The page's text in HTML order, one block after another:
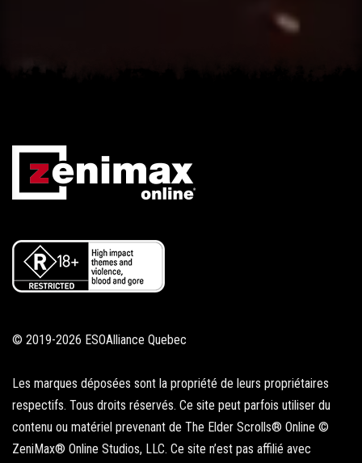
© 2019-2026 ESOAlliance Quebec
Les marques déposées sont la propriété de leurs propriétaires
respectifs. Tous droits réservés. Ce site peut parfois utiliser du
contenu ou matériel prevenant de The Elder Scrolls® Online ©
ZeniMax® Online Studios, LLC. Ce site n’est pas affilié avec